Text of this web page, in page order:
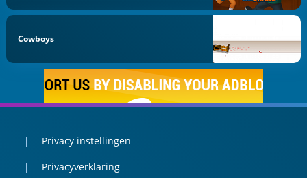
Cowboys
Privacy instellingen
Privacyverklaring